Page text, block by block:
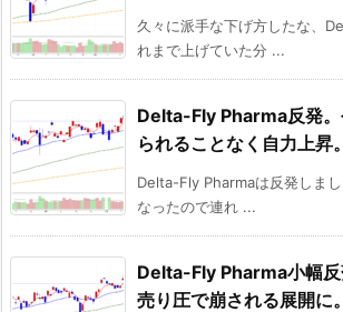
久々に派手な下げ方したな、
れまで上げていた分 ...
Delta-Fly Pharma反発。
られることなく自力上昇。
Delta-Fly Pharmaは反発しま
なったので連れ ...
Delta-Fly Pharma小幅反
売り圧で崩される展開に。